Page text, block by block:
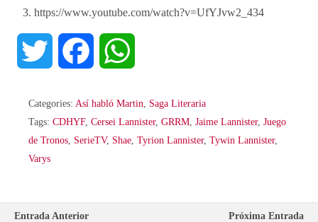
https://www.youtube.com/watch?v=UfYJvw2_434
i c a
Categories: Así habló Martin
Saga Literaria
Tags: CDHYF, Cersei Lannister, GRRM Jaime Lannister, Juego
de Tronos SerieTV, Shae Tyrion Lannister, Tywin Lannister,
Varys
Entrada Anterior
Próxima Entrada